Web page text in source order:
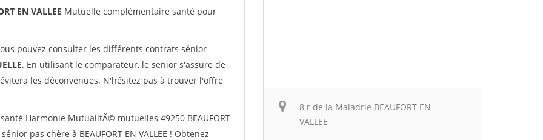
EN VALLEE Mutuelle complémentaire santé pour
pouvez consulter les différents contrats sénior
. En utilisant le comparateur, le senior s'assure de
les déconvenues. N'hésitez pas à trouver l'offre
Harmonie MutualitÃ© mutuelles 49250 BEAUFORT
pas chère à BEAUFORT EN VALLEE ! Obtenez
8 r de la Maladrie BEAUFORT EN
VALLEE